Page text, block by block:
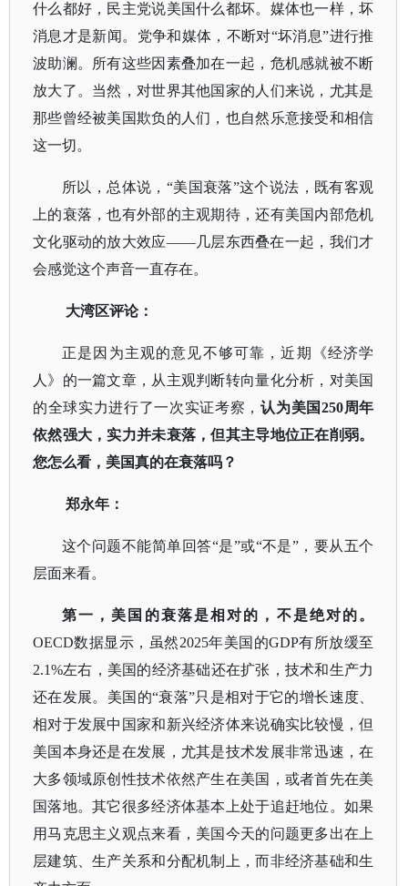
什么都好，民主党说美国什么都坏。媒体也一样，坏
消息才是新闻。党争和媒体，不断对“坏消息”进行推
波助澜。所有这些因素叠加在一起，危机感就被不断
放大了。当然，对世界其他国家的人们来说，尤其是
那些曾经被美国欺负的人们，也自然乐意接受和相信
这一切。
所以，总体说， “美国衰落”这个说法，既有客观
上的衰落，也有外部的主观期待，还有美国内部危机
文化驱动的放大效应——几层东西叠在一起，我们才
会感觉这个声音一直存在。
大湾区评论：
正是因为主观的意见不够可靠，近期
《经济学
人》 的一篇文章，从主观判断转向量化分析，对美国
的全球实力进行了一次实证考察，认为美国250周年
依然强大，实力并未衰落，但其主导地位正在削弱。
您怎么看，美国真的在衰落吗？
郑永年：
这个问题不能简单回答“是”或“不是”，要从五个
层面来看。
第一，美国的衰落是相对的，不是绝对的。
OECD数据显示，虽然2025年美国的GDP有所放缓至
2.1%左右，美国的经济基础还在扩张，技术和生产力
还在发展。美国的“衰落”只是相对于它的增长速度、
相对于发展中国家和新兴经济体来说确实比较慢，但
美国本身还是在发展，尤其是技术发展非常迅速，在
大多领域原创性技术依然产生在美国，或者首先在美
国落地。其它很多经济体基本上处于追赶地位。如果
用马克思主义观点来看，美国今天的问题更多出在上
层建筑、生产关系和分配机制上，而非经济基础和生